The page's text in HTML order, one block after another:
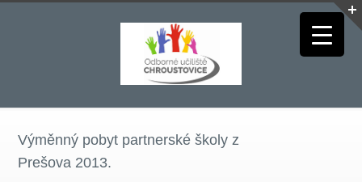
Výměnný pobyt partnerské školy z
Prešova 2013.